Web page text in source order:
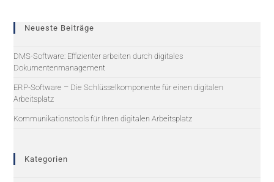
Neueste Beiträge
DMS-Software: Effizienter arbeiten durch digitales
Dokumentenmanagement
ERP-Software – Die Schlüsselkomponente für einen digitalen
Arbeitsplatz
Kommunikationstools für Ihren digitalen Arbeitsplatz
Kategorien